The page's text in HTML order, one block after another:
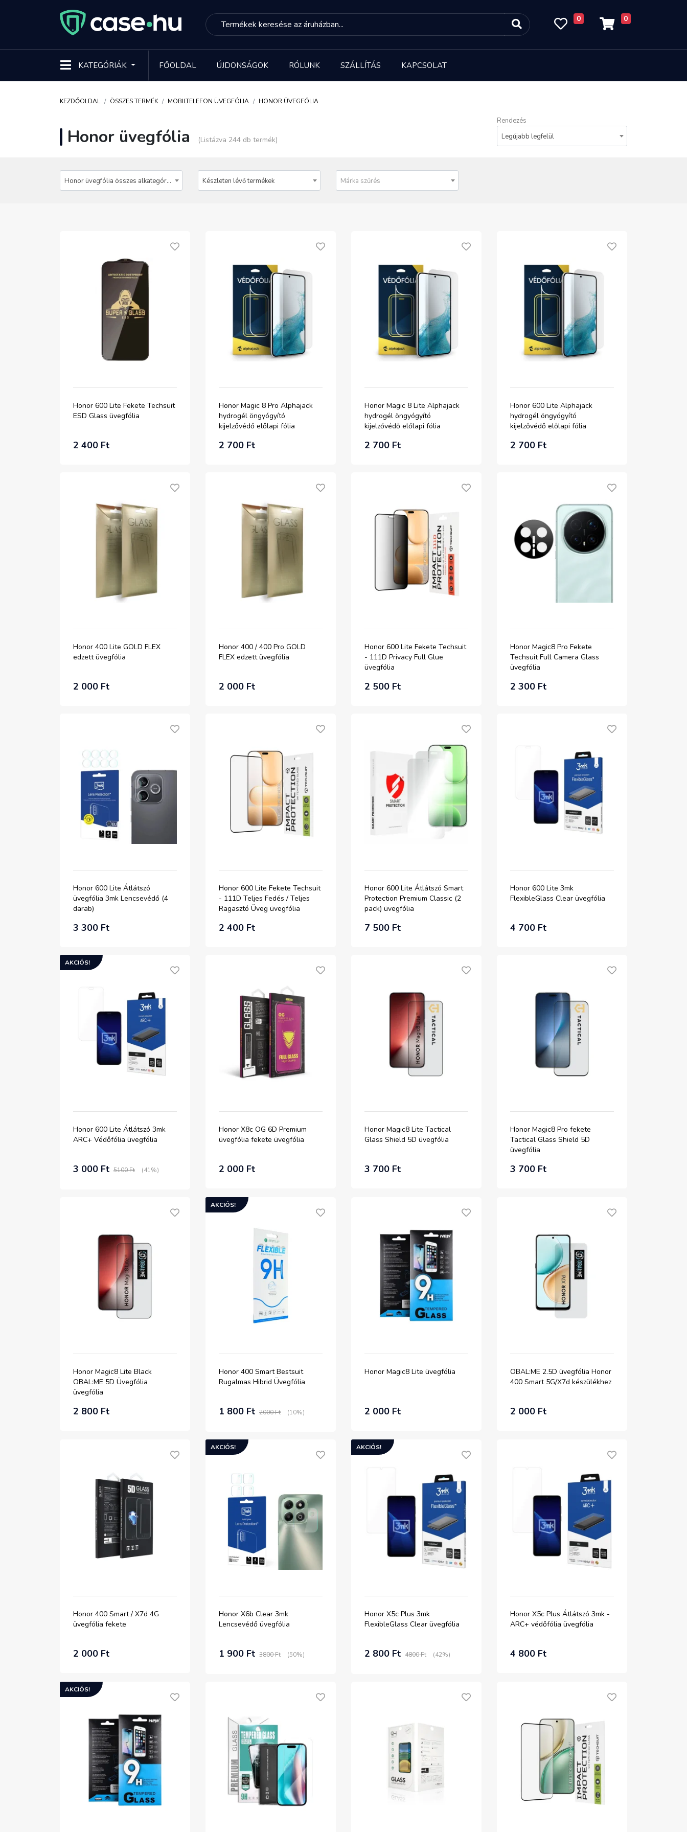
0 0
KATEGÓRIÁK FŐOLDAL ÚJDONSÁGOK RÓLUNK SZÁLLÍTÁS KAPCSOLAT
KEZDŐOLDAL ÖSSZES TERMÉK MOBILTELEFON ÜVEGFÓLIA HONOR ÜVEGFÓLIA
Honor üvegfólia (Listázva 244 db termék)
Rendezés
Legújabb legfelül
Honor üvegfólia összes alkategóriája Készleten lévő termékek Márka szűrés
Honor 600 Lite Fekete Techsuit
ESD Glass üvegfólia
2 400 Ft
Honor Magic 8 Pro Alphajack
hydrogél öngyógyító
kijelzővédő előlapi fólia
2 700 Ft
Honor Magic 8 Lite Alphajack
hydrogél öngyógyító
kijelzővédő előlapi fólia
2 700 Ft
Honor 600 Lite Alphajack
hydrogél öngyógyító
kijelzővédő előlapi fólia
2 700 Ft
Honor 400 Lite GOLD FLEX
edzett üvegfólia
2 000 Ft
Honor 400 / 400 Pro GOLD
FLEX edzett üvegfólia
2 000 Ft
Honor 600 Lite Fekete Techsuit
- 111D Privacy Full Glue
üvegfólia
2 500 Ft
Honor Magic8 Pro Fekete
Techsuit Full Camera Glass
üvegfólia
2 300 Ft
Honor 600 Lite Átlátszó
üvegfólia 3mk Lencsevédő (4
darab)
3 300 Ft
Honor 600 Lite Fekete Techsuit
- 111D Teljes Fedés / Teljes
Ragasztó Üveg üvegfólia
2 400 Ft
Honor 600 Lite Átlátszó Smart
Protection Premium Classic (2
pack) üvegfólia
7 500 Ft
Honor 600 Lite 3mk
FlexibleGlass Clear üvegfólia
4 700 Ft
AKCIÓS!
Honor 600 Lite Átlátszó 3mk
ARC+ Védőfólia üvegfólia
3 000 Ft 5100 Ft (41%)
Honor X8c OG 6D Premium
üvegfólia fekete üvegfólia
2 000 Ft
Honor Magic8 Lite Tactical
Glass Shield 5D üvegfólia
3 700 Ft
Honor Magic8 Pro fekete
Tactical Glass Shield 5D
üvegfólia
3 700 Ft
Honor Magic8 Lite Black
OBAL:ME 5D Üvegfólia
üvegfólia
2 800 Ft
AKCIÓS!
Honor 400 Smart Bestsuit
Rugalmas Hibrid Üvegfólia
1 800 Ft 2000 Ft (10%)
Honor Magic8 Lite üvegfólia
2 000 Ft
OBAL:ME 2.5D üvegfólia Honor
400 Smart 5G/X7d készülékhez
2 000 Ft
Honor 400 Smart / X7d 4G
üvegfólia fekete
2 000 Ft
AKCIÓS!
Honor X6b Clear 3mk
Lencsevédő üvegfólia
1 900 Ft 3800 Ft (50%)
AKCIÓS!
Honor X5c Plus 3mk
FlexibleGlass Clear üvegfólia
2 800 Ft 4800 Ft (42%)
Honor X5c Plus Átlátszó 3mk -
ARC+ védőfólia üvegfólia
4 800 Ft
AKCIÓS!